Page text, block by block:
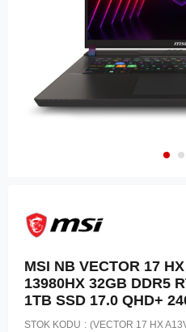
MSI NB VECTOR 17
13980HX 32GB DDR5
1TB SSD 17.0 QHD+
STOK KODU (VECTOR 17 HX